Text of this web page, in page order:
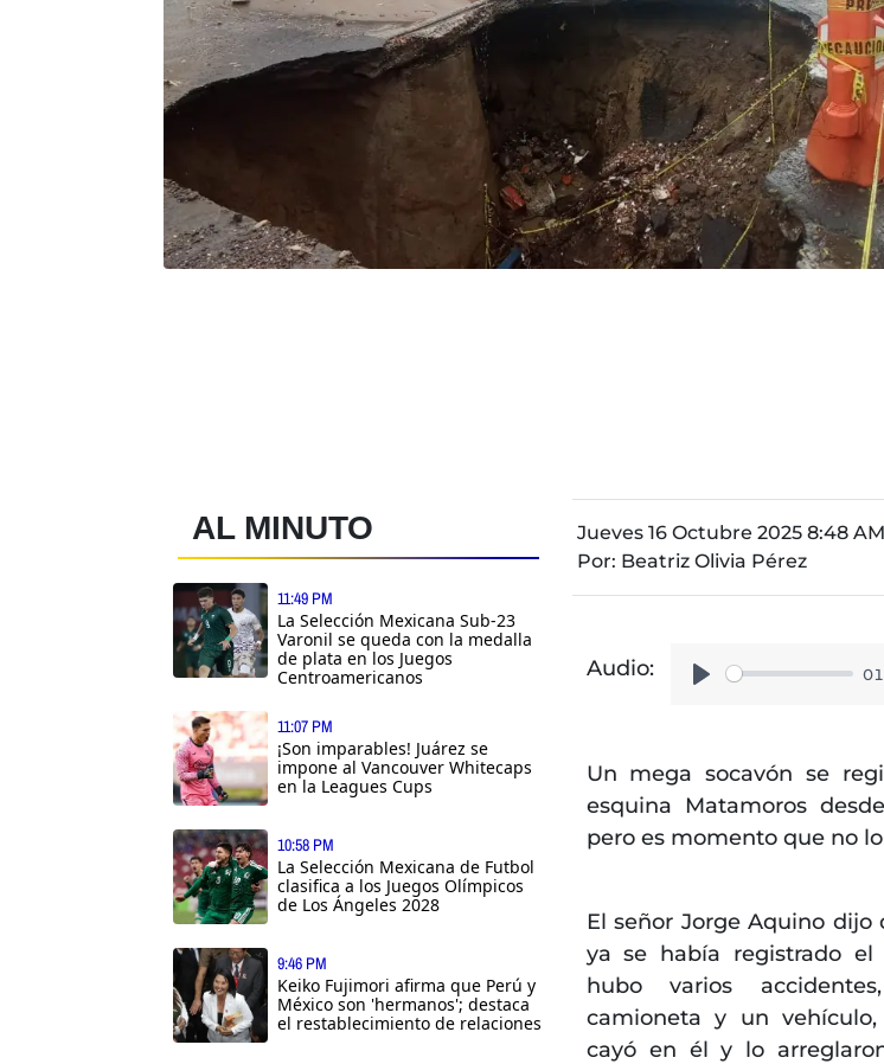
AL MINUTO
11:49 PM
La Selección Mexicana Sub-23
Varonil se queda con la medalla
de plata en los Juegos
Centroamericanos
11:07 PM
¡Son imparables! Juárez se
impone al Vancouver Whitecaps
en la Leagues Cups
10:58 PM
La Selección Mexicana de Futbol
clasifica a los Juegos Olímpicos
de Los Ángeles 2028
9:46 PM
Keiko Fujimori afirma que Perú y
México son 'hermanos'; destaca
el restablecimiento de relaciones
Jueves 16 Octubre 2025 8:48 AM
Por: Beatriz Olivia Pérez
Audio:
Un mega socavón se
esquina Matamoros
pero es momento que no
El señor Jorge Aquino dijo
ya se había registrado el
hubo varios
camioneta y un
cayó en él y lo